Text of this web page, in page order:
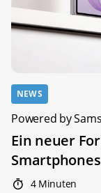
NEWS
Powered by
Ein neuer
Smartphones
4 Minuten